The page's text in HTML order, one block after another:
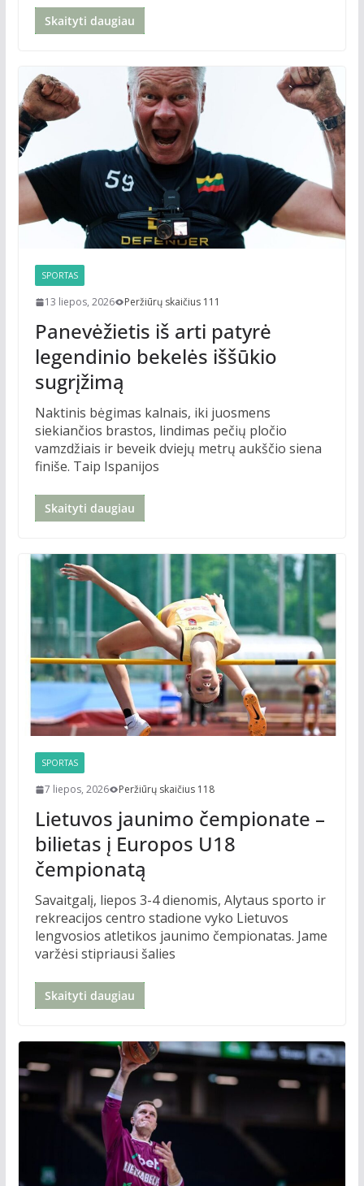
Skaityti daugiau
SPORTAS
13 liepos, 2026 Peržiūrų skaičius 111
Panevėžietis iš arti patyrė
legendinio bekelės iššūkio
sugrįžimą
Naktinis bėgimas kalnais, iki juosmens
siekiančios brastos, lindimas pečių pločio
vamzdžiais ir beveik dviejų metrų aukščio siena
finiše. Taip Ispanijos
Skaityti daugiau
SPORTAS
7 liepos, 2026 Peržiūrų skaičius 118
Lietuvos jaunimo čempionate –
bilietas į Europos U18
čempionatą
Savaitgalį, liepos 3-4 dienomis, Alytaus sporto ir
rekreacijos centro stadione vyko Lietuvos
lengvosios atletikos jaunimo čempionatas. Jame
varžėsi stipriausi šalies
Skaityti daugiau